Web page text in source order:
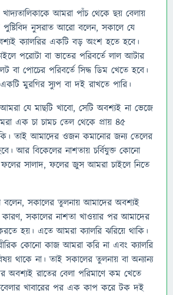
খাদ্যতালিকাকে আমরা পাঁচ থেকে ছয় বেলায়
পুষ্টিবিদ নুসরাত আরো বলেন, সকালে যে
ক্যালরির একটি বড় অংশ হতে হবে।
পরোটা বা ভাতের পরিবর্তে লাল আটার
বা পোচের পরিবর্তে সিদ্ধ ডিম খেতে হবে।
মুরগির স্যুপ বা দই রাখতে পারি।
যে মাছটি খাবো, সেটি অবশ্যই না ভেজে
এক চা চামচ তেল থেকে প্রায় ৪৫
তাই আমাদের ওজন কমানোর জন্য তেলের
আর বিকেলের নাশতায় চর্বিযুক্ত কোনো
ফলের সালাদ, ফলের জুস আমরা চাইলে নিতে
বলেন, সকালের তুলনায় আমাদের অবশ্যই
সকালের নাশতা খাওয়ার পর আমাদের
হয়। এতে আমরা ক্যালরি ঝরিয়ে থাকি।
কোনো কাজ আমরা করি না এবং ক্যালরি
থাকে না। তাই সকালের তুলনায় বা অন্যান্য
অবশ্যই রাতের বেলা পরিমাণে কম খেতে
খাবারের পর এক কাপ করে টক দই